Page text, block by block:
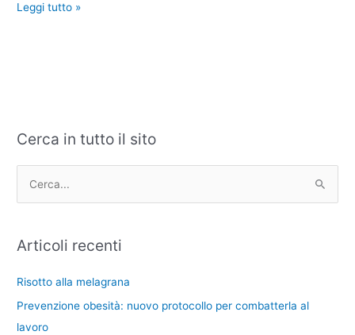
Leggi tutto »
Cerca in tutto il sito
c
Articoli recenti
Risotto alla melagrana
Prevenzione obesità: nuovo protocollo per combatterla al
lavoro
C
e
o
i
e
A
h
v